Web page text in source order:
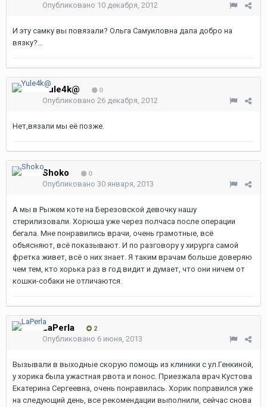
Опубликовано 10 декабря, 2012
И эту самку вы повязали? Ольга Самуиловна дала добро на
вязку?...
Yule4k@ 0
Опубликовано 26 декабря, 2012
Нет,вязали мы её позже.
Shoko 0
Опубликовано 30 января, 2013
А мы в Рыжем коте на Березовской девочку нашу
стерилизовали. Хорюша уже через полчаса после операции
бегала. Мне понравились врачи, очень грамотные, всё
объясняют, всё показывают. И по разговору у хирурга самой
фретка живет, всё о них знает. Я таким врачам больше доверяю
чем тем, кто хорька раз в год видит и думает, что они ничем от
кошки-собаки не отличаются.
LaPerla 2
Опубликовано 6 июня, 2013
Вызывали в выходные скорую помощь из клиники с ул.Генкиной,
у хорика была ужастная рвота и понос. Приезжала врач Кустова
Екатерина Сергеевна, очень понравилась. Хорик поправился уже
на следующий день, все рекомендации выполнили, сейчас снова